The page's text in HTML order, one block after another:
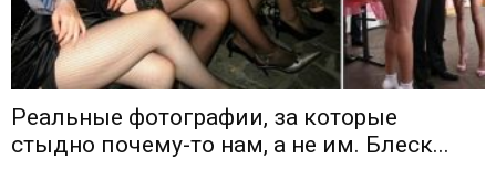
Реальные фотографии, за которые
стыдно почему-то нам, а не им. Блеск...